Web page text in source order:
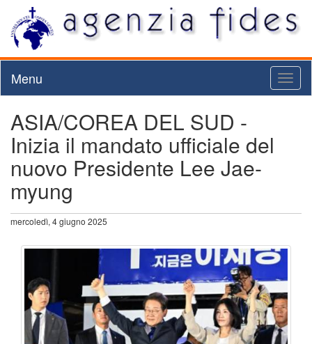
Menu
ASIA/COREA DEL SUD -
Inizia il mandato ufficiale del
nuovo Presidente Lee Jae-
myung
mercoledì, 4 giugno 2025